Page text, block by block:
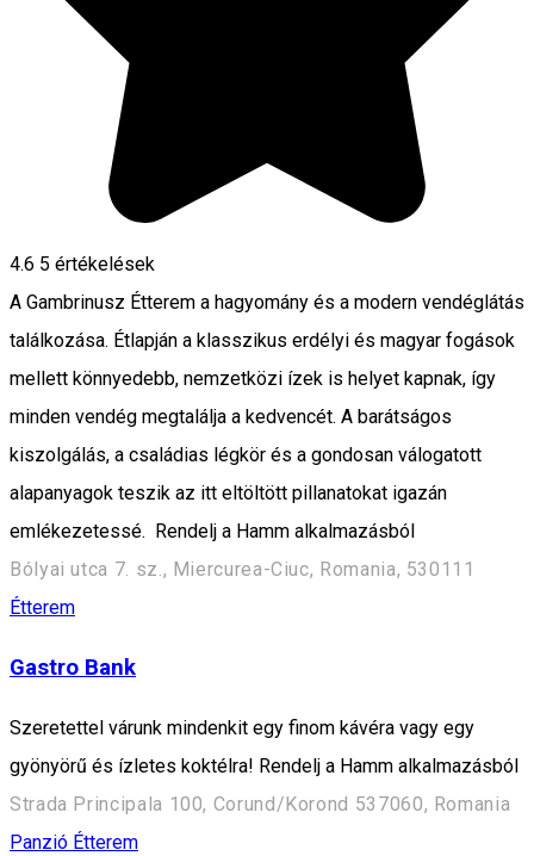
4.6 5 értékelések
A Gambrinusz Étterem a hagyomány és a modern vendéglátás
találkozása. Étlapján a klasszikus erdélyi és magyar fogások
mellett könnyedebb, nemzetközi ízek is helyet kapnak, így
minden vendég megtalálja a kedvencét. A barátságos
kiszolgálás, a családias légkör és a gondosan válogatott
alapanyagok teszik az itt eltöltött pillanatokat igazán
emlékezetessé. Rendelj a Hamm alkalmazásból
Bólyai utca 7. sz., Miercurea-Ciuc, Romania, 530111
Étterem
Gastro Bank
Szeretettel várunk mindenkit egy finom kávéra vagy egy
gyönyörű és ízletes koktélra! Rendelj a Hamm alkalmazásból
Strada Principala 100, Corund/Korond 537060, Romania
Panzió Étterem